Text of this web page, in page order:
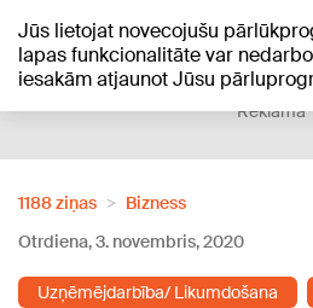
Jūs lietojat novecojušu
lapas funkcionalitāte var
iesakām atjaunot Jūsu
+16°C
Reklāma
1188 ziņas
Bizness
Otrdiena, 3. novembris, 2020
Uzņēmējdarbība/ Likumdošana